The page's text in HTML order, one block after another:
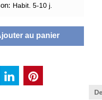
Habit. 5-10 j.
au panier